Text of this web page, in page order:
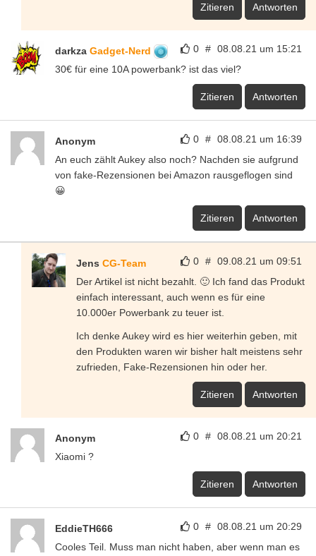
Zitieren Antworten
0 # 08.08.21 um 15:21
darkza Gadget-Nerd
30€ für eine 10A powerbank? ist das viel?
Zitieren Antworten
0 # 08.08.21 um 16:39
Anonym
An euch zählt Aukey also noch? Nachden sie aufgrund
von fake-Rezensionen bei Amazon rausgeflogen sind
😀
Zitieren Antworten
0 # 09.08.21 um 09:51
Jens CG-Team
Der Artikel ist nicht bezahlt. 🙂 Ich fand das Produkt
einfach interessant, auch wenn es für eine
10.000er Powerbank zu teuer ist.
Ich denke Aukey wird es hier weiterhin geben, mit
den Produkten waren wir bisher halt meistens sehr
zufrieden, Fake-Rezensionen hin oder her.
Zitieren Antworten
0 # 08.08.21 um 20:21
Anonym
Xiaomi ?
Zitieren Antworten
0 # 08.08.21 um 20:29
EddieTH666
Cooles Teil. Muss man nicht haben, aber wenn man es